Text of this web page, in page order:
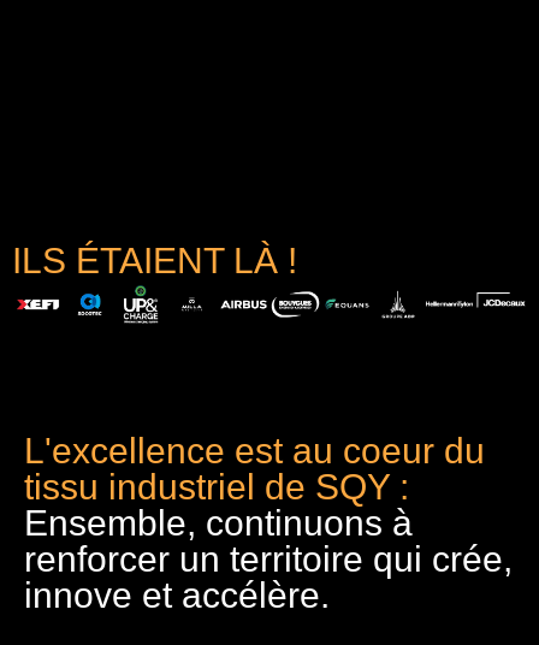
ILS ÉTAIENT LÀ !
L'excellence est au coeur du
tissu industriel de SQY :
Ensemble, continuons à
renforcer un territoire qui crée,
innove et accélère.